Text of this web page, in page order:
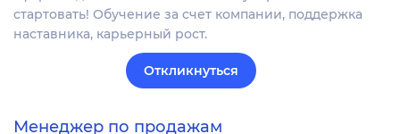
стартовать! Обучение за счет компании, поддержка
наставника, карьерный рост.
Откликнуться
Менеджер по продажам